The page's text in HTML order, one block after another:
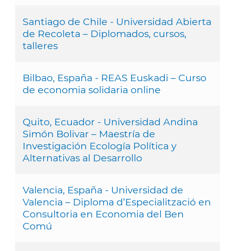
Santiago de Chile - Universidad Abierta
de Recoleta – Diplomados, cursos,
talleres
Bilbao, España - REAS Euskadi – Curso
de economia solidaria online
Quito, Ecuador - Universidad Andina
Simón Bolivar – Maestría de
Investigación Ecología Política y
Alternativas al Desarrollo
Valencia, España - Universidad de
Valencia – Diploma d’Especialització en
Consultoria en Economia del Ben
Comú